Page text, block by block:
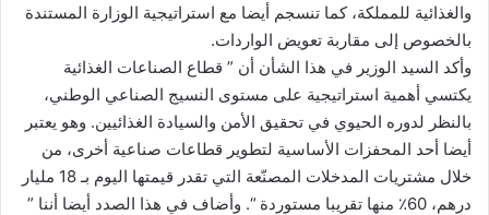
والغذائية للمملكة، كما تنسجم أيضا مع استراتيجية الوزارة المستندة
بالخصوص إلى مقاربة تعويض الواردات.
وأكد السيد الوزير في هذا الشأن أن ” قطاع الصناعات الغذائية
يكتسي أهمية استراتيجية على مستوى النسيج الصناعي الوطني،
بالنظر لدوره الحيوي في تحقيق الأمن والسيادة الغذائيين. وهو يعتبر
أيضا أحد المحفزات الأساسية لتطوير قطاعات صناعية أخرى، من
خلال مشتريات المدخلات المصنّعة التي تقدر قيمتها اليوم بـ 18 مليار
درهم، 60٪ منها تقريبا مستوردة “. وأضاف في هذا الصدد أيضا أننا ”